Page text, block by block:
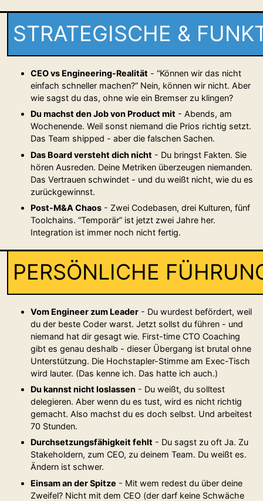
STRATEGISCHE &
CEO vs Engineering-Realität - “Können wir das nicht
einfach schneller machen?” Nein, können wir nicht. Aber
wie sagst du das, ohne wie ein Bremser zu klingen?
Du machst den Job von Product mit - Abends, am
Wochenende. Weil sonst niemand die Prios richtig setzt.
Das Team shipped - aber die falschen Sachen.
Das Board versteht dich nicht - Du bringst Fakten. Sie
hören Ausreden. Deine Metriken überzeugen niemanden.
Das Vertrauen schwindet - und du weißt nicht, wie du es
zurückgewinnst.
Post-M&A Chaos - Zwei Codebasen, drei Kulturen, fünf
Toolchains. “Temporär” ist jetzt zwei Jahre her.
Integration ist immer noch nicht fertig.
PERSÖNLICHE
Vom Engineer zum Leader - Du wurdest befördert, weil
du der beste Coder warst. Jetzt sollst du führen - und
niemand hat dir gesagt wie. First-time CTO Coaching
gibt es genau deshalb - dieser Übergang ist brutal ohne
Unterstützung. Die Hochstapler-Stimme am Exec-Tisch
wird lauter. (Das kenne ich. Das hatte ich auch.)
Du kannst nicht loslassen - Du weißt, du solltest
delegieren. Aber wenn du es tust, wird es nicht richtig
gemacht. Also machst du es doch selbst. Und arbeitest
70 Stunden.
Durchsetzungsfähigkeit fehlt - Du sagst zu oft Ja. Zu
Stakeholdern, zum CEO, zu deinem Team. Du weißt es.
Ändern ist schwer.
Einsam an der Spitze - Mit wem redest du über deine
Zweifel? Nicht mit dem CEO (der darf keine Schwäche